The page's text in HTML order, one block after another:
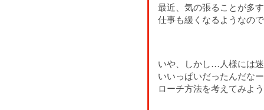
最近、気の張ることが多
仕事も緩くなるようなの
いや、しかし…人様には
いいっぱいだったんだな
ローチ方法を考えてみよ